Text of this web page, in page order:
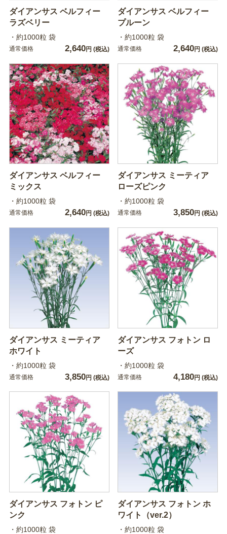
ダイアンサス ベルフィー
ラズベリー
・約1000粒 袋
通常価格 2,640円 (税込)
ダイアンサス ベルフィー
プルーン
・約1000粒 袋
通常価格 2,640円 (税込)
ダイアンサス ベルフィー
ミックス
・約1000粒 袋
通常価格 2,640円 (税込)
ダイアンサス ミーティア
ローズピンク
・約1000粒 袋
通常価格 3,850円 (税込)
ダイアンサス ミーティア
ホワイト
・約1000粒 袋
通常価格 3,850円 (税込)
ダイアンサス フォトン ロ
ーズ
・約1000粒 袋
通常価格 4,180円 (税込)
ダイアンサス フォトン ピ
ンク
・約1000粒 袋
ダイアンサス フォトン ホ
ワイト（ver.2）
・約1000粒 袋